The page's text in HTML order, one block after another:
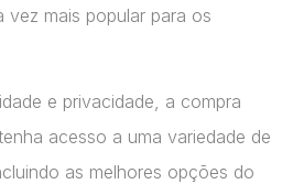
mais popular para os
e privacidade, a compra
acesso a uma variedade de
as melhores opções do